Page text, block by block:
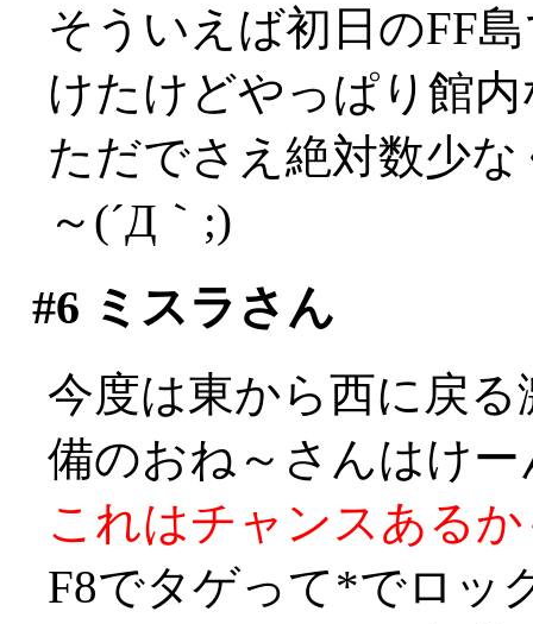
そういえば初日のFF
けたけどやっぱり館
ただでさえ絶対数少
～(´Д｀;)
#6 ミスラさん
今度は東から西に戻
備のおね～さんはけ
これはチャンスある
F8でタゲって*でロッ